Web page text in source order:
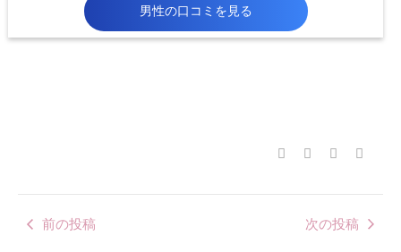
男性の口コミを見る
前の投稿 次の投稿